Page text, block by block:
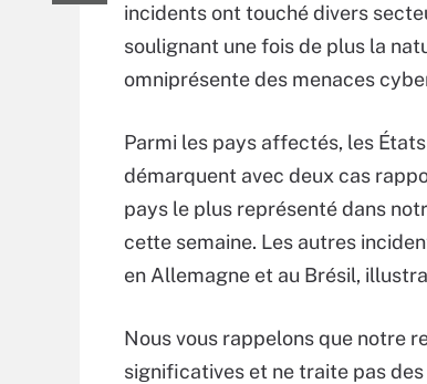
incidents ont touché divers
soulignant une fois de plus la
omniprésente des menaces
Parmi les pays affectés, les
démarquent avec deux cas
pays le plus représenté dans
cette semaine. Les autres
en Allemagne et au Brésil,
Nous vous rappelons que notre
significatives et ne traite pas